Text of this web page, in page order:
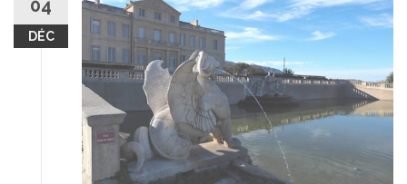
04
DÉC